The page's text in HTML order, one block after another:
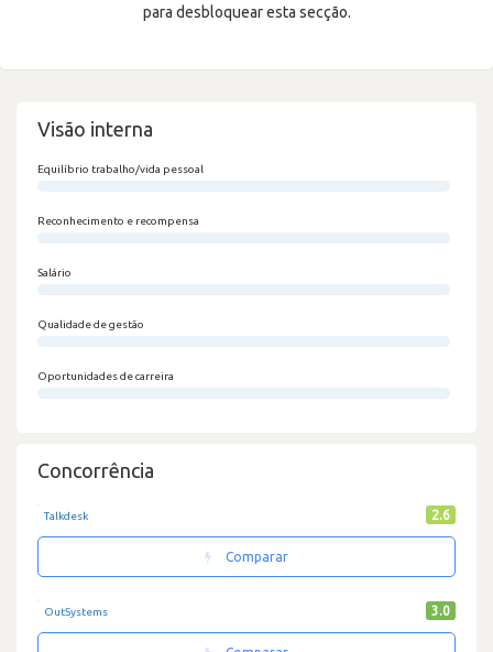
para desbloquear esta secção.
Visão interna
Equilíbrio trabalho/vida pessoal
Reconhecimento e recompensa
Salário
Qualidade de gestão
Oportunidades de carreira
Concorrência
Talkdesk 2.6
Comparar
OutSystems 3.0